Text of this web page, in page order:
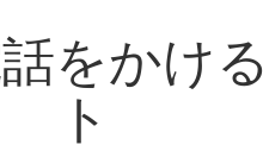
をかけ
ト